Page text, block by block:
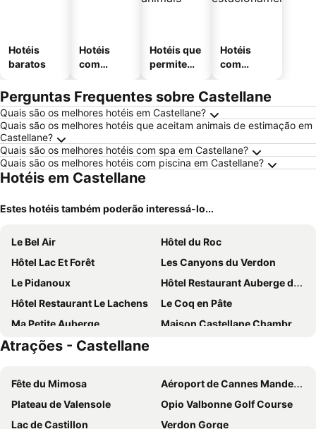
Hotéis
baratos
Hotéis
com
Hotéis que
permitem
Hotéis
com
mento
Perguntas Frequentes sobre Castellane
Quais são os melhores hotéis em Castellane?
Quais são os melhores hotéis que aceitam animais de estimação em
Castellane?
Quais são os melhores hotéis com spa em Castellane?
Quais são os melhores hotéis com piscina em Castellane?
Hotéis em Castellane
Estes hotéis também poderão interessá-lo...
Le Bel Air
Hôtel du Roc
Hôtel Lac Et Forêt
Les Canyons du Verdon
Le Pidanoux
Hôtel Restaurant Auberge des crêtes du Verdon
Hôtel Restaurant Le Lachens
Le Coq en Pâte
Ma Petite Auberge
Maison Castellane Chambre d'Hotes B&B
Auberge du Bourguet
La Bastide des Pins
Hôtel & Spa des Gorges du Verdon
Hôtel Le Panoramic
L'Avenue
Atrações - Castellane
Fête du Mimosa
Aéroport de Cannes Mandelieu
Plateau de Valensole
Opio Valbonne Golf Course
Lac de Castillon
Verdon Gorge